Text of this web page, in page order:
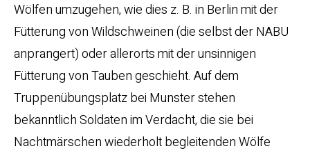
Wölfen umzugehen, wie dies z. B. in Berlin mit der
Fütterung von Wildschweinen (die selbst der NABU
anprangert) oder allerorts mit der unsinnigen
Fütterung von Tauben geschieht. Auf dem
Truppenübungsplatz bei Munster stehen
bekanntlich Soldaten im Verdacht, die sie bei
Nachtmärschen wiederholt begleitenden Wölfe